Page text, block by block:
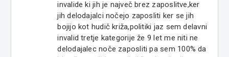
invalide ki jih je največ brez zaposlitve,ker
jih delodajalci nočejo zaposliti ker se jih
bojijo kot hudič križa,politiki jaz sem delavni
invalid tretje kategorije že 9 let me niti ne
delodajalec noče zaposliti pa sem 100% da